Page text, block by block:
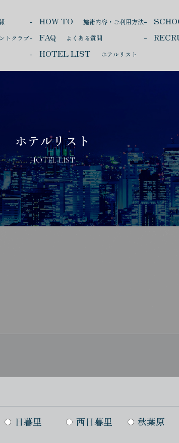
トクラブ
HOW TO 施術内容・ご利用方法
FAQ よくある質問
HOTEL LIST ホテルリスト
ホテルリスト
HOTEL LIST
日暮里 西日暮里 秋葉原